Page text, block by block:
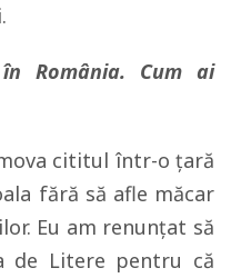
România. Cum ai
cititul într-o ţară
fără să afle măcar
Eu am renunţat să
de Litere pentru că